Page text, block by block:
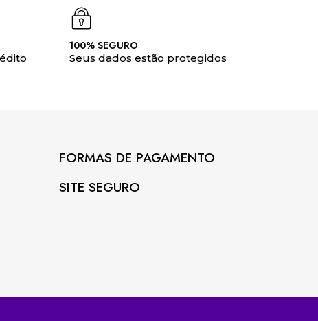
100% SEGURO
Seus dados estão protegidos
FORMAS DE PAGAMENTO
SITE SEGURO